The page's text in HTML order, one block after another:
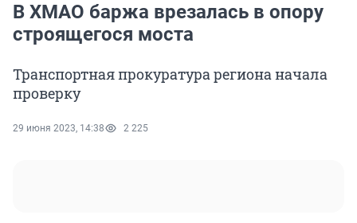
В ХМАО баржа врезалась в опору
строящегося моста
Транспортная прокуратура региона начала
проверку
29 июня 2023, 14:38 2 225